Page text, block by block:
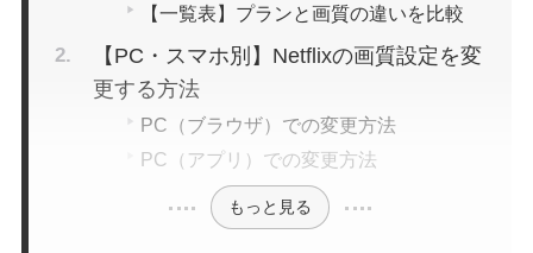
【一覧表】プランと画質の違いを比較
【PC・スマホ別】Netflixの画質設定を変
更する方法
PC（ブラウザ）での変更方法
PC（アプリ）での変更方法
もっと見る